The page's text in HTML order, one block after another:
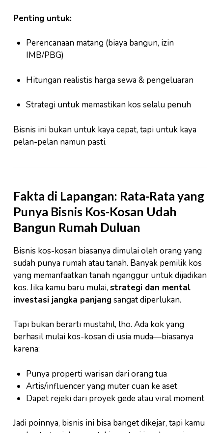
Penting untuk:
Perencanaan matang (biaya bangun, izin
IMB/PBG)
Hitungan realistis harga sewa & pengeluaran
Strategi untuk memastikan kos selalu penuh
Bisnis ini bukan untuk kaya cepat, tapi untuk kaya
pelan-pelan namun pasti.
Fakta di Lapangan: Rata-Rata yang
Punya Bisnis Kos-Kosan Udah
Bangun Rumah Duluan
Bisnis kos-kosan biasanya dimulai oleh orang yang
sudah punya rumah atau tanah. Banyak pemilik kos
yang memanfaatkan tanah nganggur untuk dijadikan
kos. Jika kamu baru mulai, strategi dan mental
investasi jangka panjangsangat diperlukan.
Tapi bukan berarti mustahil, lho. Ada kok yang
berhasil mulai kos-kosan di usia muda—biasanya
karena:
Punya properti warisan dari orang tua
Artis/influencer yang muter cuan ke aset
Dapet rejeki dari proyek gede atau viral moment
Jadi poinnya, bisnis ini bisa banget dikejar, tapi kamu